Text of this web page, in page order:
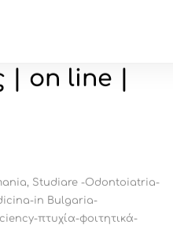
on line |
, Studiare -Odontoiatria-
in Bulgaria-
πτυχία-φοιτητικά-